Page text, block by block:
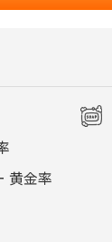
黄金率